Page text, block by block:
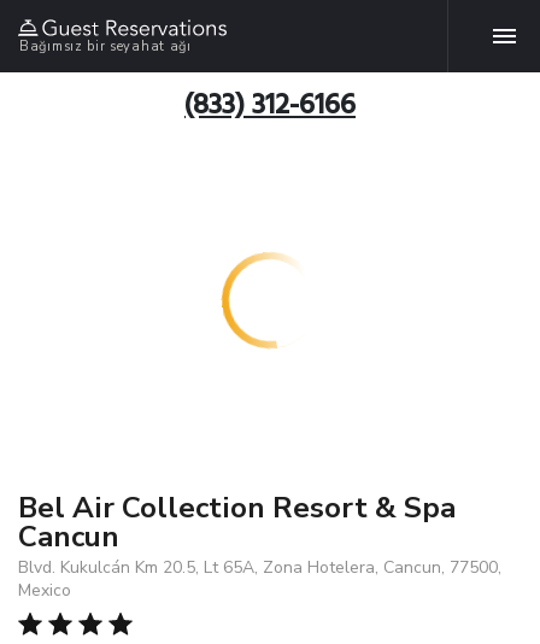
Bağımsız bir seyahat ağı
(833) 312-6166
Bel Air Collection Resort & Spa
Cancun
Blvd. Kukulcán Km 20.5, Lt 65A, Zona Hotelera, Cancun, 77500,
Mexico